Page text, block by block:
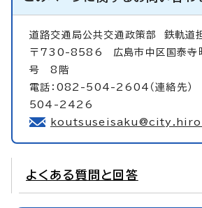
道路交通局公共交通政策部 鉄軌道
〒730-8586 広島市中区国泰寺
号 8階
電話：082-504-2604（連絡先）
504-2426
よくある質問と回答